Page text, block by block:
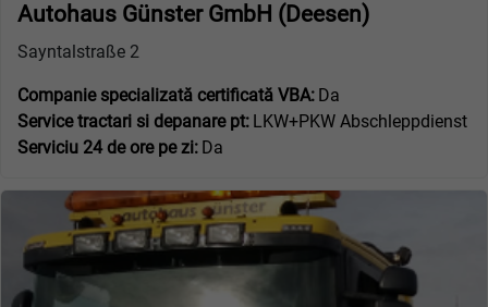
Autohaus Günster GmbH (Deesen)
Sayntalstraße 2
Companie specializată certificată VBA: Da
Service tractari si depanare pt: LKW+PKW Abschleppdienst
Serviciu 24 de ore pe zi: Da